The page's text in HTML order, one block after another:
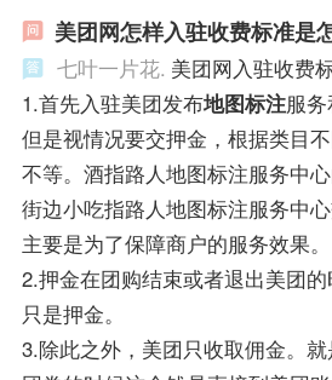
美团网怎样入驻收费标准是
七叶一片花. 美团网入驻收费
1.首先入驻美团发布地图标注服务
但是视情况要交押金，根据类目
不等。酒指路人地图标注服务中
街边小吃指路人地图标注服务中心
主要是为了保障商户的服务效果。
2.押金在团购结束或者退出美团
只是押金。
3.除此之外，美团只收取佣金。